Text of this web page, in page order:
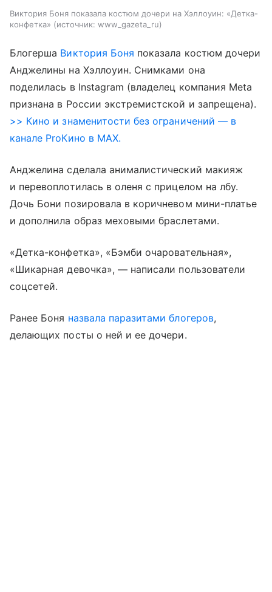
Виктория Боня показала костюм дочери на Хэллоуин: «Детка-
конфетка»
источник: www_gazeta_ru
Блогерша Виктория Боня показала костюм дочери
Анджелины на Хэллоуин. Снимками она
поделилась в Instagram (владелец компания Meta
признана в России экстремистской и запрещена).
>> Кино и знаменитости без ограничений — в
канале ProКино в MAX.
Анджелина сделала анималистический макияж
и перевоплотилась в оленя с прицелом на лбу.
Дочь Бони позировала в коричневом мини-платье
и дополнила образ меховыми браслетами.
«Детка-конфетка», «Бэмби очаровательная»,
«Шикарная девочка», — написали пользователи
соцсетей.
Ранее Боня назвала паразитами блогеров,
делающих посты о ней и ее дочери.